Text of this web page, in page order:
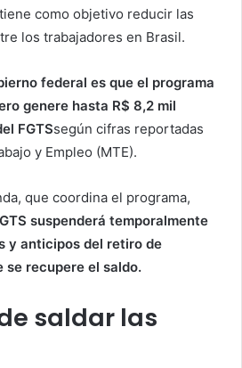
como objetivo reducir las
los trabajadores en Brasil.
federal es que el programa
genere hasta R$ 8,2 mil
FGTSsegún cifras reportadas
y Empleo (MTE).
que coordina el programa,
suspenderá temporalmente
y anticipos del retiro de
se recupere el saldo.
saldar las